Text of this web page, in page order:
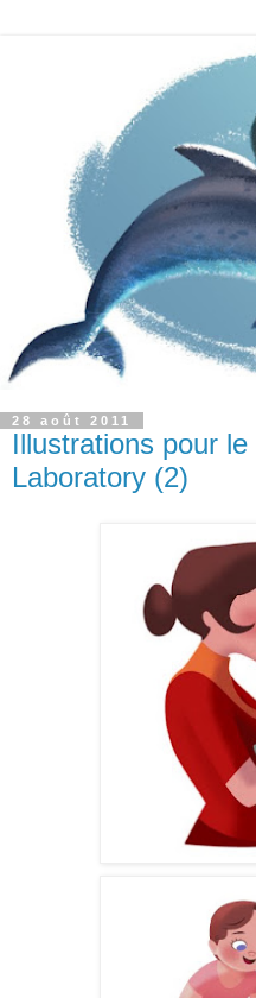
28 août 2011
Illustrations pour
Laboratory (2)